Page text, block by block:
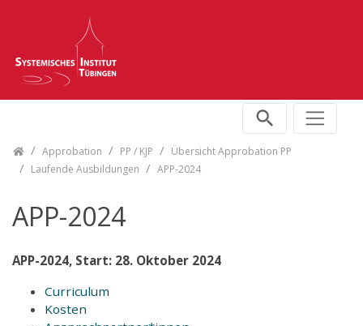
Skip navigation
Approbation PP / KJP
Übersicht Approbation PP
Laufende Ausbildungen
APP-2024
APP-2024
APP-2024, Start: 28. Oktober 2024
Curriculum
Kosten